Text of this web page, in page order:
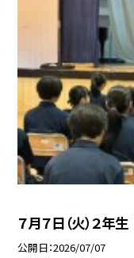
７月７日（火）２
公開日 2026/07/07